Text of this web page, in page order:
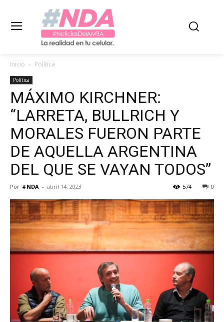
Inicio Política
Política
MÁXIMO KIRCHNER:
“LARRETA, BULLRICH Y
MORALES FUERON PARTE
DE AQUELLA ARGENTINA
DEL QUE SE VAYAN TODOS”
Por #NDA - abril 14, 2023 0
574